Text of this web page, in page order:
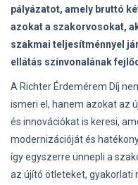
pályázatot, amely bruttó
azokat a szakorvosokat,
szakmai teljesítménnyel
ellátás színvonalának
A Richter Érdemérem Díj
ismeri el, hanem azokat az
és innovációkat is keresi,
modernizációját és
így egyszerre ünnepli a
az újító ötleteket, gyakorlati